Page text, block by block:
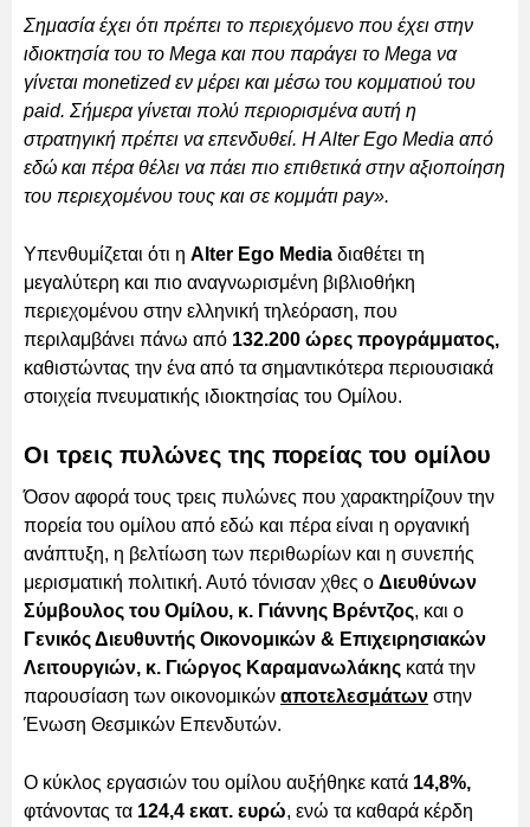
Σημασία έχει ότι πρέπει το περιεχόμενο που έχει στην
ιδιοκτησία του το Mega και που παράγει το Mega να
γίνεται monetized εν μέρει και μέσω του κομματιού του
paid. Σήμερα γίνεται πολύ περιορισμένα αυτή η
στρατηγική πρέπει να επενδυθεί. H Alter Ego Media από
εδώ και πέρα θέλει να πάει πιο επιθετικά στην αξιοποίηση
του περιεχομένου τους και σε κομμάτι pay».
Υπενθυμίζεται ότι η Alter Ego Media διαθέτει τη
μεγαλύτερη και πιο αναγνωρισμένη βιβλιοθήκη
περιεχομένου στην ελληνική τηλεόραση, που
περιλαμβάνει πάνω από 132.200 ώρες προγράμματος,
καθιστώντας την ένα από τα σημαντικότερα περιουσιακά
στοιχεία πνευματικής ιδιοκτησίας του Ομίλου.
Οι τρεις πυλώνες της πορείας του ομίλου
Όσον αφορά τους τρεις πυλώνες που χαρακτηρίζουν την
πορεία του ομίλου από εδώ και πέρα είναι η οργανική
ανάπτυξη, η βελτίωση των περιθωρίων και η συνεπής
μερισματική πολιτική. Αυτό τόνισαν χθες ο Διευθύνων
Σύμβουλος του Ομίλου, κ. Γιάννης Βρέντζος, και ο
Γενικός Διευθυντής Οικονομικών & Επιχειρησιακών
Λειτουργιών, κ. Γιώργος Καραμανωλάκης κατά την
παρουσίαση των οικονομικών αποτελεσμάτων στην
Ένωση Θεσμικών Επενδυτών.
Ο κύκλος εργασιών του ομίλου αυξήθηκε κατά 14,8%,
φτάνοντας τα 124,4 εκατ. ευρώ, ενώ τα καθαρά κέρδη